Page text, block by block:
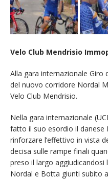
Velo Club Mendrisio
Alla gara internazionale
del nuovo corridore Nordal
Velo Club Mendrisio.
Nella gara internazionale
fatto il suo esordio il danese
rinforzare l’effettivo in vista
decisa sulle rampe finali
preso il largo
Nordal e Botta giunti subito